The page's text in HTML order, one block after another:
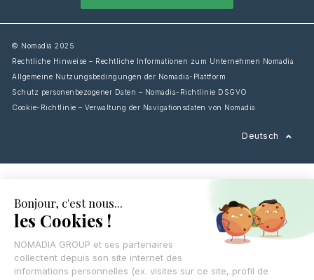
© Nomadia 2025
Rechtliche Hinweise – Rechtliche Informationen zum Unternehmen Nomadia
Allgemeine Nutzungsbedingungen der Nomadia-Plattform
Schutz personenbezogener Daten – Nomadia-Richtlinie DSGVO
Cookie-Richtlinie – Verwaltung der Navigationsdaten von Nomadia
Deutsch
Français
Español